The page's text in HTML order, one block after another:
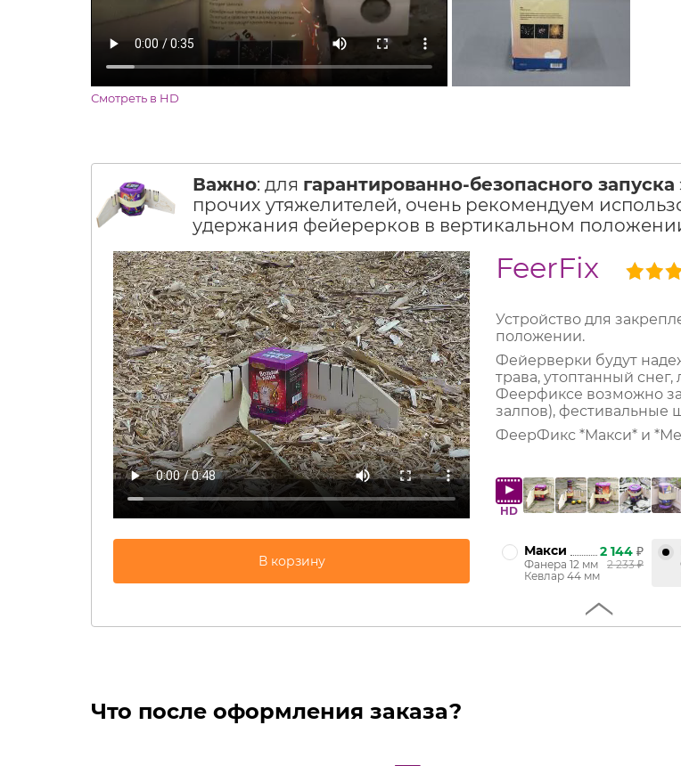
Смотреть в HD
Важно: для гарантированно-безопасного запуска
прочих утяжелителей, очень рекомендуем
удержания фейерерков в вертикальном
FeerFix
Устройство для
положении.
Фейерверки будут
трава, утоптанный
Феерфиксе возможно
залпов), фестивальные
ФеерФикс *Макси* и
HD
Макси
Фанера 12 мм
Кевлар 44 мм
2 144 ₽
2 233₽
Что после оформления заказа?